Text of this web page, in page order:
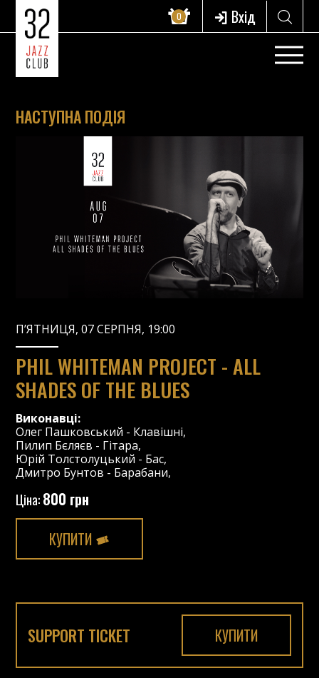
0 Вхід
НАСТУПНА ПОДІЯ
П’ЯТНИЦЯ, 07 СЕРПНЯ, 19:00
PHIL WHITEMAN PROJECT - ALL
SHADES OF THE BLUES
Виконавці:
Олег Пашковський - Клавішні,
Пилип Бєляєв - Гітара,
Юрій Толстолуцький - Бас,
Дмитро Бунтов - Барабани,
Ціна:800 грн
КУПИТИ
SUPPORT TICKET КУПИТИ